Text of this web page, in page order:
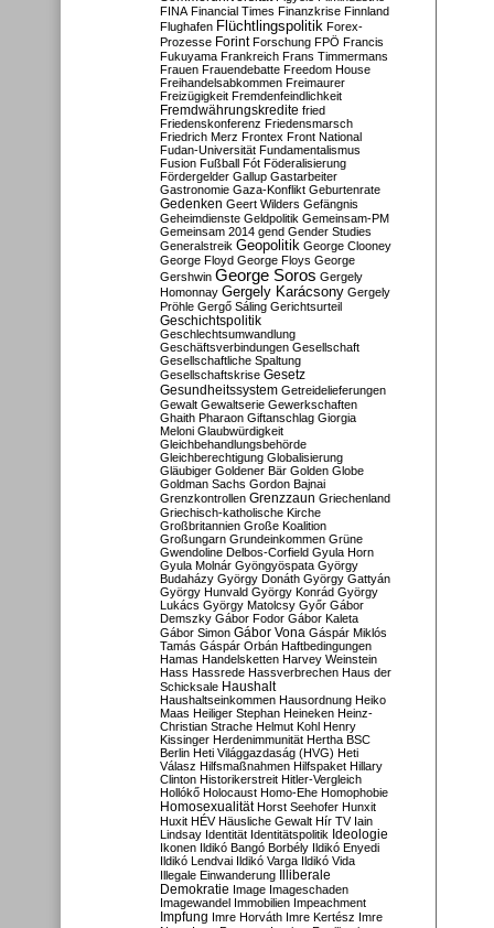
FINA Financial Times Finanzkrise Finnland
Flughafen Flüchtlingspolitik Forex-
Prozesse Forint Forschung FPÖ Francis
Fukuyama Frankreich Frans Timmermans
Frauen Frauendebatte Freedom House
Freihandelsabkommen Freimaurer
Freizügigkeit Fremdenfeindlichkeit
Fremdwährungskredite fried
Friedenskonferenz Friedensmarsch
Friedrich Merz Frontex Front National
Fudan-Universität Fundamentalismus
Fusion Fußball Fót Föderalisierung
Fördergelder Gallup Gastarbeiter
Gastronomie Gaza-Konflikt Geburtenrate
Gedenken Geert Wilders Gefängnis
Geheimdienste Geldpolitik Gemeinsam-PM
Gemeinsam 2014 gend Gender Studies
Generalstreik Geopolitik George Clooney
George Floyd George Floys George
Gershwin George Soros Gergely
Homonnay Gergely Karácsony Gergely
Pröhle Gergő Sáling Gerichtsurteil
Geschichtspolitik
Geschlechtsumwandlung
Geschäftsverbindungen Gesellschaft
Gesellschaftliche Spaltung
Gesellschaftskrise Gesetz
Gesundheitssystem Getreidelieferungen
Gewalt Gewaltserie Gewerkschaften
Ghaith Pharaon Giftanschlag Giorgia
Meloni Glaubwürdigkeit
Gleichbehandlungsbehörde
Gleichberechtigung Globalisierung
Gläubiger Goldener Bär Golden Globe
Goldman Sachs Gordon Bajnai
Grenzkontrollen Grenzzaun Griechenland
Griechisch-katholische Kirche
Großbritannien Große Koalition
Großungarn Grundeinkommen Grüne
Gwendoline Delbos-Corfield Gyula Horn
Gyula Molnár Gyöngyöspata György
Budaházy György Donáth György Gattyán
György Hunvald György Konrád György
Lukács György Matolcsy Győr Gábor
Demszky Gábor Fodor Gábor Kaleta
Gábor Simon Gábor Vona Gáspár Miklós
Tamás Gáspár Orbán Haftbedingungen
Hamas Handelsketten Harvey Weinstein
Hass Hassrede Hassverbrechen Haus der
Schicksale Haushalt
Haushaltseinkommen Hausordnung Heiko
Maas Heiliger Stephan Heineken Heinz-
Christian Strache Helmut Kohl Henry
Kissinger Herdenimmunität Hertha BSC
Berlin Heti Világgazdaság (HVG) Heti
Válasz Hilfsmaßnahmen Hilfspaket Hillary
Clinton Historikerstreit Hitler-Vergleich
Hollókő Holocaust Homo-Ehe Homophobie
Homosexualität Horst Seehofer Hunxit
Huxit HÉV Häusliche Gewalt Hír TV Iain
Lindsay Identität Identitätspolitik Ideologie
Ikonen Ildikó Bangó Borbély Ildikó Enyedi
Ildikó Lendvai Ildikó Varga Ildikó Vida
Illegale Einwanderung Illiberale
Demokratie Image Imageschaden
Imagewandel Immobilien Impeachment
Impfung Imre Horváth Imre Kertész Imre